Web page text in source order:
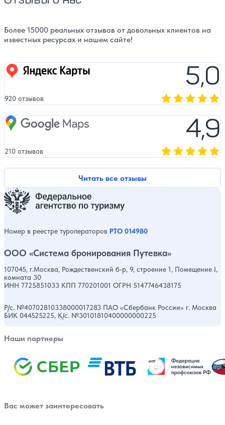
Более 15000 реальных отзывов от довольных клиентов на
известных ресурсах и нашем сайте!
Читать все отзывы
Яндекс карты 5,0
920 отзывов
Google Maps 4,9
210 отзывов
Номер в реестре туроператоров РТО 014980
ООО «Система бронирования Путевка»
107045, г.Москва, Рождественский б-р, 9, строение 1, Помещение I,
комната 30
ИНН 7725851033 КПП 770201001 ОГРН 5147746438175
Р/с. №40702810338000017283 ПАО «Сбербанк России» г. Москва
БИК 044525225, К/с. №30101810400000000225
Наши партнеры
Вас может заинтересовать